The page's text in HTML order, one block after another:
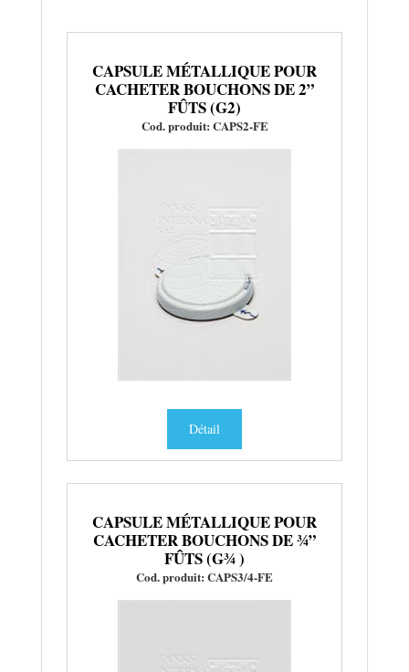
CAPSULE MÉTALLIQUE POUR
CACHETER BOUCHONS DE 2”
FÛTS (G2)
Cod. produit: CAPS2-FE
Détail
CAPSULE MÉTALLIQUE POUR
CACHETER BOUCHONS DE ¾”
FÛTS (G¾ )
Cod. produit: CAPS3/4-FE